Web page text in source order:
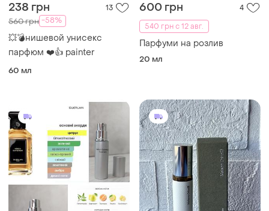
238 грн 13
560 грн -58%
💥💣нишевой унисекс
парфюм ❤️👍 painter
60 мл
600 грн
4
540 грн с 12 авг.
Парфуми на розлив
20 мл